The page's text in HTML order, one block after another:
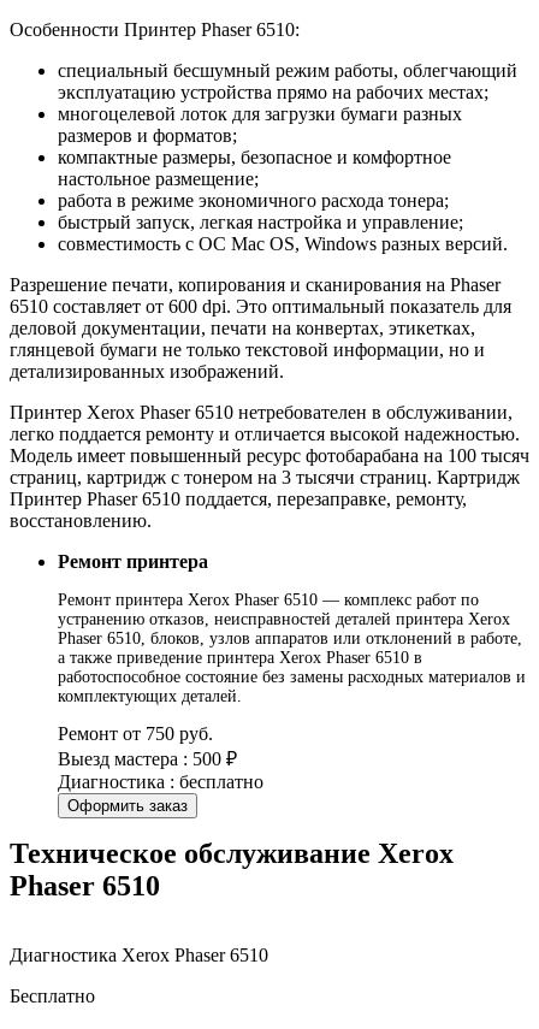
Особенности Принтер Phaser 6510:
специальный бесшумный режим работы, облегчающий
эксплуатацию устройства прямо на рабочих местах;
многоцелевой лоток для загрузки бумаги разных
размеров и форматов;
компактные размеры, безопасное и комфортное
настольное размещение;
работа в режиме экономичного расхода тонера;
быстрый запуск, легкая настройка и управление;
совместимость с ОС Mac OS, Windows разных версий.
Разрешение печати, копирования и сканирования на Phaser
6510 составляет от 600 dpi. Это оптимальный показатель для
деловой документации, печати на конвертах, этикетках,
глянцевой бумаги не только текстовой информации, но и
детализированных изображений.
Принтер Xerox Phaser 6510 нетребователен в обслуживании,
легко поддается ремонту и отличается высокой надежностью.
Модель имеет повышенный ресурс фотобарабана на 100 тысяч
страниц, картридж с тонером на 3 тысячи страниц. Картридж
Принтер Phaser 6510 поддается, перезаправке, ремонту,
восстановлению.
Ремонт принтера
Ремонт принтера Xerox Phaser 6510 — комплекс работ по
устранению отказов, неисправностей деталей принтера Xerox
Phaser 6510, блоков, узлов аппаратов или отклонений в работе,
а также приведение принтера Xerox Phaser 6510 в
работоспособное состояние без замены расходных материалов и
комплектующих деталей.
Ремонт от 750 руб.
Выезд мастера : 500 ₽
Диагностика : бесплатно
Оформить заказ
Техническое обслуживание Xerox
Phaser 6510
Диагностика Xerox Phaser 6510
Бесплатно